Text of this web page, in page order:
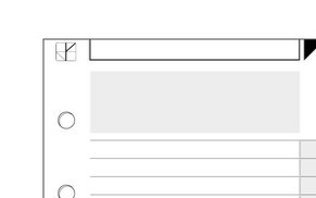
Produkt-Karussell-Artikel